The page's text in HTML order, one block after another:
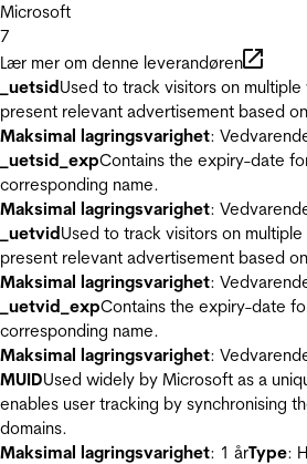
Microsoft
7
Lær mer om denne leverandøren
_uetsidUsed to track visitors on
present relevant advertisement based
Maksimal lagringsvarighet:
_uetsid_expContains the expiry-date
corresponding name.
Maksimal lagringsvarighet:
_uetvidUsed to track visitors on
present relevant advertisement based
Maksimal lagringsvarighet:
_uetvid_expContains the expiry-date
corresponding name.
Maksimal lagringsvarighet:
MUIDUsed widely by Microsoft as a
enables user tracking by synchronising
domains.
Maksimal lagringsvarighet: 1 årType: